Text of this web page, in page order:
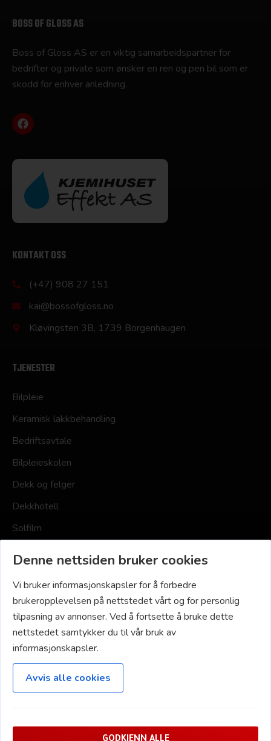
BOSS OF GLOSS AS
Boss of Gloss AS er en viktig samarbeidspartner for
bedrifter og private som ønsker en ren og pen bil som er
skodd for enhver anledning.
KONTAKT OSS
(+47) 908 27 151
kai@bossofgloss.no
Kløvingsten 3B, 1739 Borgenhaugen
TJENESTER
Bilpleie
Keramisk lakkbehandling
Bedriftsavtale
Bilpleieskolen
Dekk og felger
Dekkhotell
Solfilm
NAVIGASJON
Hjem
Priser
Om oss
Kontakt oss
Denne nettsiden bruker cookies
Vi bruker informasjonskapsler for å forbedre
brukeropplevelsen på nettstedet vårt og for personlig
tilpasning av annonser. Ved å fortsette å bruke dette
nettstedet samtykker du til vår bruk av
informasjonskapsler.
Avvis alle cookies